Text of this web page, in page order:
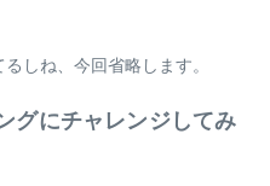
しね、今回省略します。
グにチャレンジしてみ